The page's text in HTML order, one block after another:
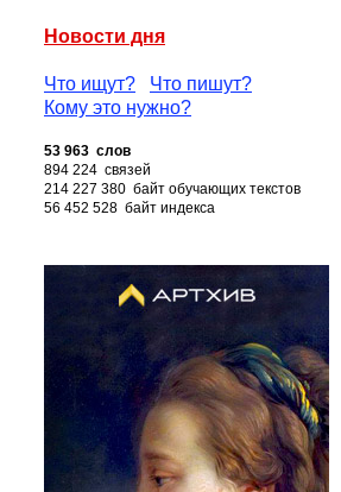
Новости дня
Что ищут?
Что пишут?
Кому это нужно?
53 963 слов
894 224 связей
214 227 380 байт обучающих текстов
56 452 528 байт индекса